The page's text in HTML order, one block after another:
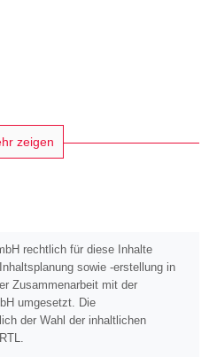
zeigen
rechtlich für diese Inhalte
sowie -erstellung in
Zusammenarbeit mit der
umgesetzt. Die
der Wahl der inhaltlichen